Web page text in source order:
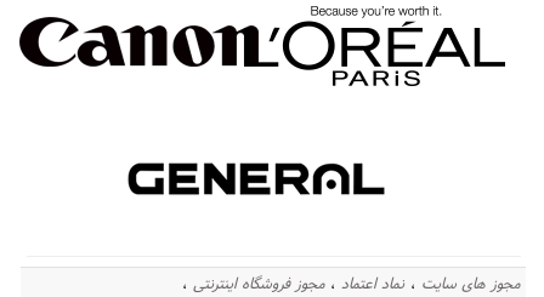
مجوز های سایت ، نماد اعتماد ،مجوز فروشگاه اینترنتی ،